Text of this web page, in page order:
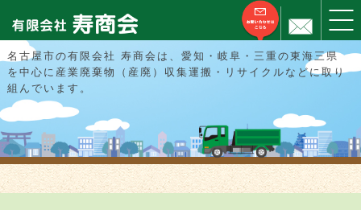
名古屋市の有限会社 寿商会は、愛知・岐阜・三重の東海三県
を中心に産業廃棄物（産廃）収集運搬・リサイクルなどに取り
組んでいます。